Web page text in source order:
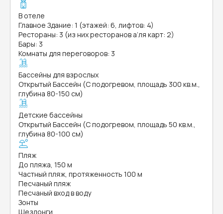
В отеле
Главное Здание: 1 (этажей: 6, лифтов: 4)
Рестораны: 3 (из них ресторанов а’ля карт: 2)
Бары: 3
Комнаты для переговоров: 3
Бассейны для взрослых
Открытый Бассейн (С подогревом, площадь 300 кв.м.,
глубина 80-150 см)
Детские бассейны
Открытый Бассейн (С подогревом, площадь 50 кв.м.,
глубина 80-100 см)
Пляж
До пляжа, 150 м
Частный пляж, протяженность 100 м
Песчаный пляж
Песчаный вход в воду
Зонты
Шезлонги